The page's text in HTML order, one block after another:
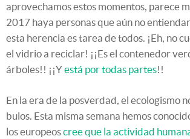
aprovechamos estos momentos, parece
2017 haya personas que aún no
esta herencia es tarea de todos. ¡Eh, no
el vidrio a reciclar! ¡¡Es el contenedor
árboles!! ¡¡Yestá por todas partes!!
En la era de la posverdad, el ecologismo
bulos. Esta misma semana hemos
los europeoscree que la actividad